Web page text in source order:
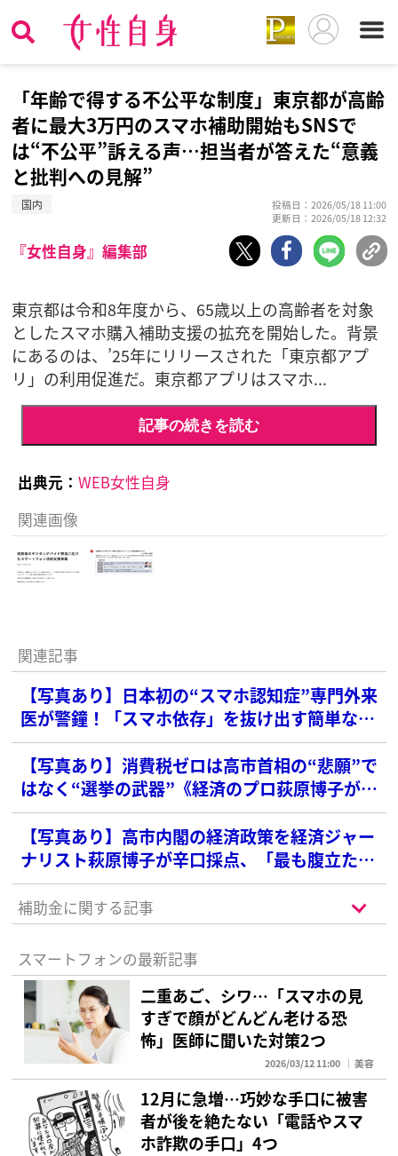
「年齢で得する不公平な制度」東京都が高齢
者に最大3万円のスマホ補助開始もSNSで
は“不公平”訴える声…担当者が答えた“意義
と批判への見解”
国内
投稿日：2026/05/18 11:00
更新日：2026/05/18 12:32
『女性自身』編集部
東京都は令和8年度から、65歳以上の高齢者を対象
としたスマホ購入補助支援の拡充を開始した。背景
にあるのは、’25年にリリースされた「東京都アプ
リ」の利用促進だ。東京都アプリはスマホ...
記事の続きを読む
出典元： WEB女性自身
関連画像
関連記事
【写真あり】日本初の“スマホ認知症”専門外来
医が警鐘！「スマホ依存」を抜け出す簡単な方
法とは
【写真あり】消費税ゼロは高市首相の“悲願”で
はなく“選挙の武器”《経済のプロ荻原博子が徹
底解説》
【写真あり】高市内閣の経済政策を経済ジャー
ナリスト萩原博子が辛口採点、「最も腹立たし
い」と酷評した政策は？
補助金に関する記事
スマートフォンの最新記事
二重あご、シワ…「スマホの見
すぎで顔がどんどん老ける恐
怖」医師に聞いた対策2つ
2026/03/12 11:00 美容
12月に急増…巧妙な手口に被害
者が後を絶たない「電話やスマ
ホ詐欺の手口」4つ